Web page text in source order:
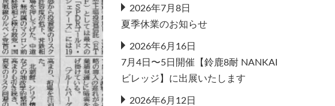
2026年7月8日
夏季休業のお知らせ
2026年6月16日
7月4日〜5日開催【鈴鹿8耐 NANKAI
ビレッジ】に出展いたします
2026年6月12日